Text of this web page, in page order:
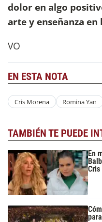
dolor en algo
arte y enseñanza
VO
EN ESTA NOTA
Cris Morena Romina Yan
TAMBIÉN TE PUEDE
En
Cris